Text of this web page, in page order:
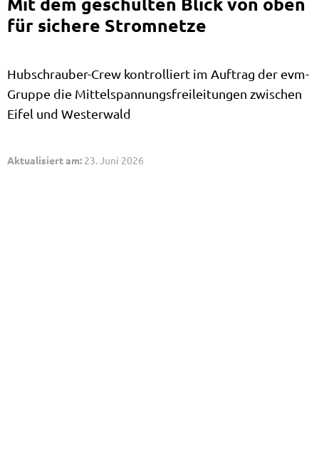
für sichere Stromnetze
Hubschrauber-Crew kontrolliert im Auftrag der evm-
Gruppe die Mittelspannungsfreileitungen zwischen
Eifel und Westerwald
Aktualisiert am: 23. Juni 2026